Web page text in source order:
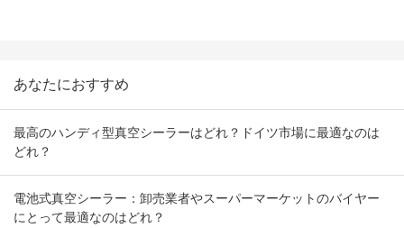
あなたにおすすめ
最高のハンディ型真空シーラーはどれ？ドイツ市場に最適なのは
どれ？
電池式真空シーラー：卸売業者やスーパーマーケットのバイヤー
にとって最適なのはどれ？